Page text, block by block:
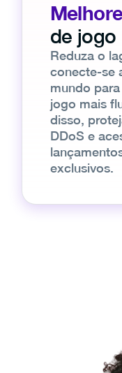
de jogo
Reduza o
conecte-se
mundo
jogo mais
disso,
DDoS e
exclusivos.